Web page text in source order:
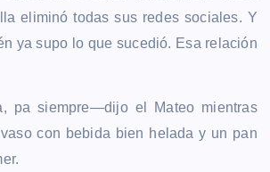
eliminó todas sus redes sociales. Y
ya supo lo que sucedió. Esa relación
pa siempre—dijo el Mateo mientras
con bebida bien helada y un pan